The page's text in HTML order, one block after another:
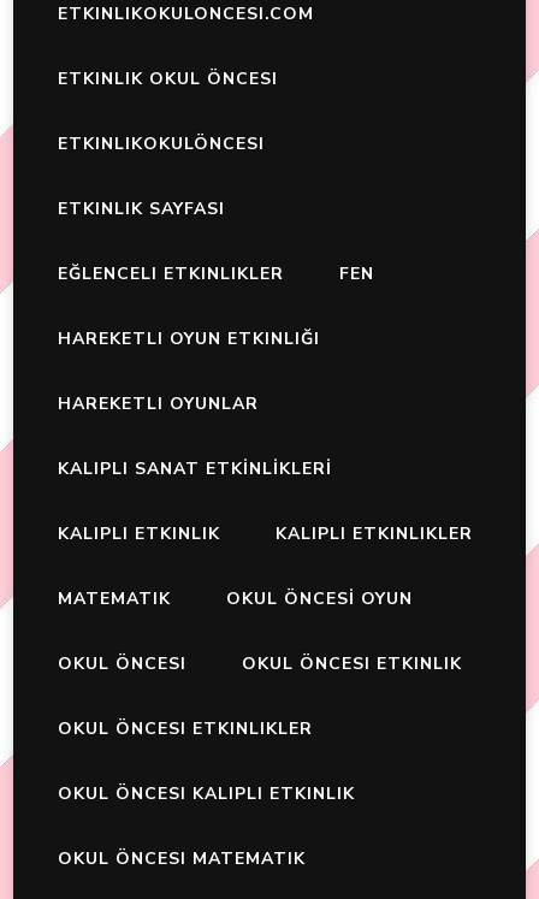
ETKINLIKOKULONCESI.COM
ETKINLIK OKUL ÖNCESI
ETKINLIKOKULÖNCESI
ETKINLIK SAYFASI
EĞLENCELI ETKINLIKLER FEN
HAREKETLI OYUN ETKINLIĞI
HAREKETLI OYUNLAR
KALIPLI SANAT ETKİNLİKLERİ
KALIPLI ETKINLIK KALIPLI ETKINLIKLER
MATEMATIK OKUL ÖNCESİ OYUN
OKUL ÖNCESI OKUL ÖNCESI ETKINLIK
OKUL ÖNCESI ETKINLIKLER
OKUL ÖNCESI KALIPLI ETKINLIK
OKUL ÖNCESI MATEMATIK